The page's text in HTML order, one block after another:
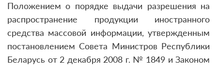
Положением о порядке выдачи разрешения на
распространение продукции иностранного
средства массовой информации, утвержденным
постановлением Совета Министров Республики
Беларусь от 2 декабря 2008 г. № 1849 и Законом